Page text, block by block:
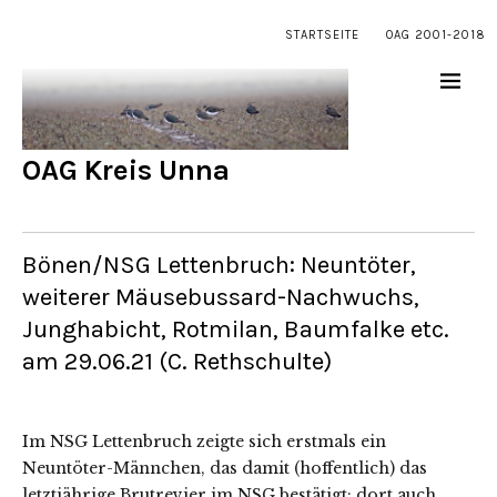
STARTSEITE OAG 2001-2018
OAG Kreis Unna
Bönen/NSG Lettenbruch: Neuntöter,
weiterer Mäusebussard-Nachwuchs,
Junghabicht, Rotmilan, Baumfalke etc.
am 29.06.21 (C. Rethschulte)
Im NSG Lettenbruch zeigte sich erstmals ein
Neuntöter-Männchen, das damit (hoffentlich) das